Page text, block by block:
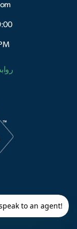
- 5:00 PM EST